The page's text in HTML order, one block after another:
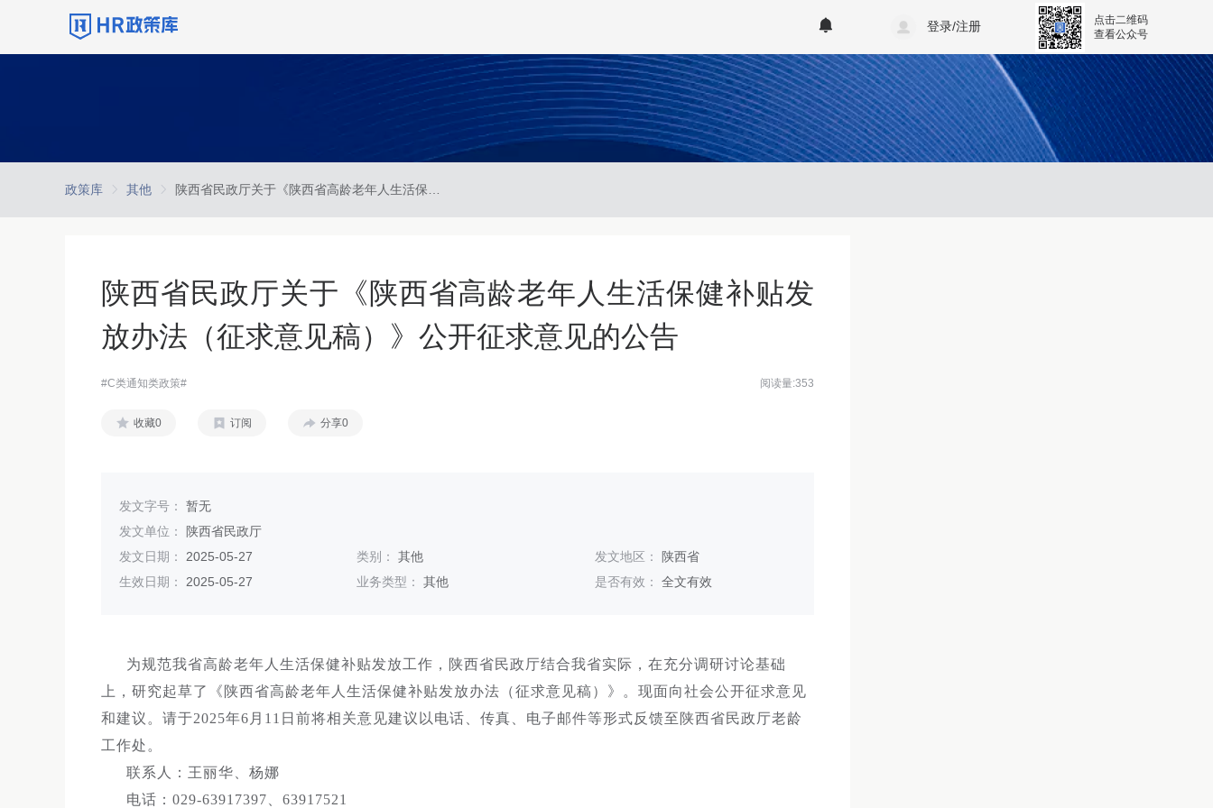
登录/注册
点击二维码
查看公众号
政策库 其他
陕西省民政厅关于《陕西省高龄老年人生活保健补贴发
放办法（征求意见稿）》公开征求意见的公告
#C类通知类政策# 阅读量:353
收藏0 订阅 分享0
发文字号： 暂无
发文单位：
陕西省民政厅
发文日期： 2025-05-27 类别：其他 发文地区：
陕西省
生效日期： 2025-05-27 业务类型：其他 是否有效： 全文有效
为规范我省高龄老年人生活保健补贴发放工作，陕西省民政厅结合我省实际，在充分调研讨论基础
上，研究起草了《陕西省高龄老年人生活保健补贴发放办法（征求意见稿）》。现面向社会公开征求意见
和建议。请于2025年6月11日前将相关意见建议以电话、传真、电子邮件等形式反馈至陕西省民政厅老龄
工作处。
联系人：王丽华、杨娜
电话：029-63917397、63917521